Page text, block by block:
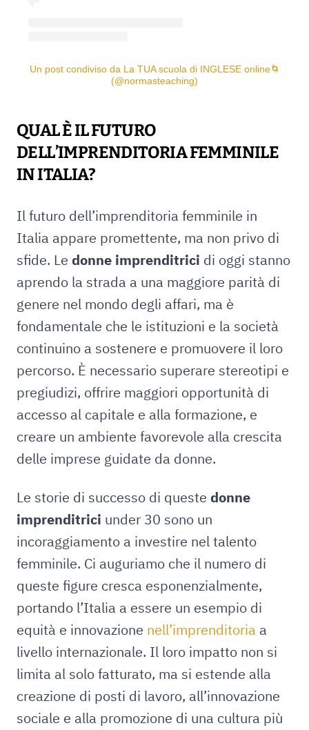
Un post condiviso da La TUA scuola di INGLESE online🌀
(@normasteaching)
QUAL È IL FUTURO
DELL’IMPRENDITORIA FEMMINILE
IN ITALIA?
Il futuro dell’imprenditoria femminile in
Italia appare promettente, ma non privo di
sfide. Le donne imprenditrici di oggi stanno
aprendo la strada a una maggiore parità di
genere nel mondo degli affari, ma è
fondamentale che le istituzioni e la società
continuino a sostenere e promuovere il loro
percorso. È necessario superare stereotipi e
pregiudizi, offrire maggiori opportunità di
accesso al capitale e alla formazione, e
creare un ambiente favorevole alla crescita
delle imprese guidate da donne.
Le storie di successo di queste donne
imprenditrici under 30 sono un
incoraggiamento a investire nel talento
femminile. Ci auguriamo che il numero di
queste figure cresca esponenzialmente,
portando l’Italia a essere un esempio di
equità e innovazione nell’imprenditoria a
livello internazionale. Il loro impatto non si
limita al solo fatturato, ma si estende alla
creazione di posti di lavoro, all’innovazione
sociale e alla promozione di una cultura più